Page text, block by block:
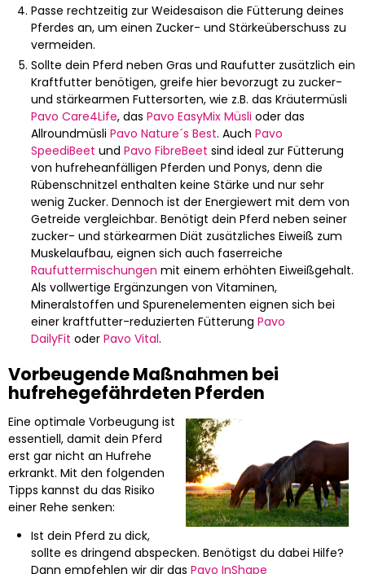
Passe rechtzeitig zur Weidesaison die Fütterung deines
Pferdes an, um einen Zucker- und Stärkeüberschuss zu
vermeiden.
Sollte dein Pferd neben Gras und Raufutter zusätzlich ein
Kraftfutter benötigen, greife hier bevorzugt zu zucker-
und stärkearmen Futtersorten, wie z.B. das Kräutermüsli
Pavo Care4Life, das Pavo EasyMix Müsli oder das
Allroundmüsli Pavo Nature´s Best. Auch Pavo
SpeediBeet und Pavo FibreBeet sind ideal zur Fütterung
von hufreheanfälligen Pferden und Ponys, denn die
Rübenschnitzel enthalten keine Stärke und nur sehr
wenig Zucker. Dennoch ist der Energiewert mit dem von
Getreide vergleichbar. Benötigt dein Pferd neben seiner
zucker- und stärkearmen Diät zusätzliches Eiweiß zum
Muskelaufbau, eignen sich auch faserreiche
Raufuttermischungen mit einem erhöhten Eiweißgehalt.
Als vollwertige Ergänzungen von Vitaminen,
Mineralstoffen und Spurenelementen eignen sich bei
einer kraftfutter-reduzierten Fütterung Pavo
DailyFit oder Pavo Vital.
Vorbeugende Maßnahmen bei
hufrehegefährdeten Pferden
Eine optimale Vorbeugung ist
essentiell, damit dein Pferd
erst gar nicht an Hufrehe
erkrankt. Mit den folgenden
Tipps kannst du das Risiko
einer Rehe senken:
Ist dein Pferd zu dick,
sollte es dringend abspecken. Benötigst du dabei Hilfe?
Dann empfehlen wir dir das Pavo InShape